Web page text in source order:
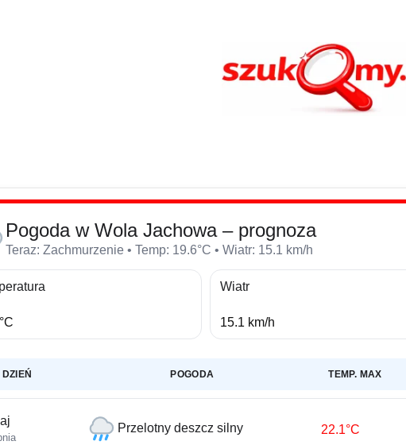
Pogoda w Wola Jachowa – prognoza
Teraz: Zachmurzenie • Temp: 19.6°C • Wiatr: 15.1 km/h
Wiatr
15.1 km/h
DZIEŃ POGODA TEMP. MAX
Przelotny deszcz silny 22.1°C